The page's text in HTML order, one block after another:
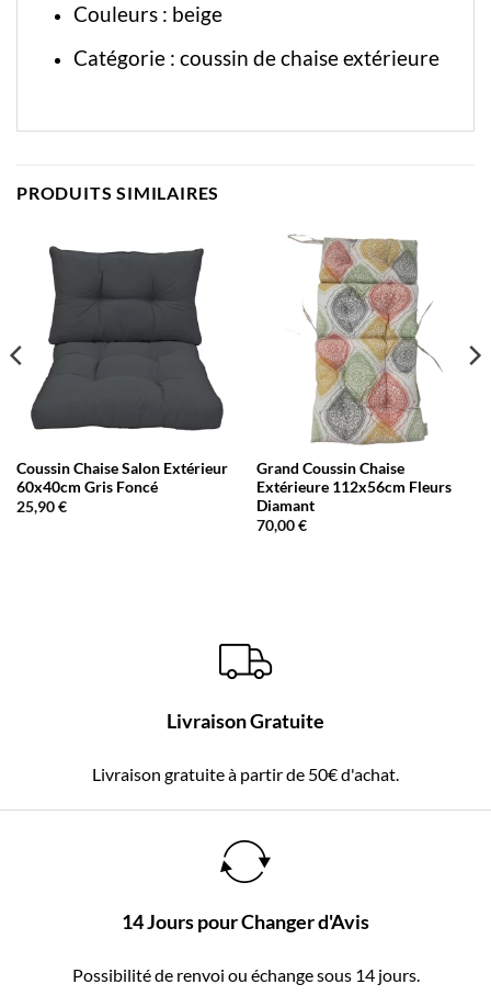
Couleurs : beige
Catégorie : coussin de chaise extérieure
PRODUITS SIMILAIRES
Coussin Chaise Salon Extérieur
60x40cm Gris Foncé
25,90€
Grand Coussin Chaise
Extérieure 112x56cm Fleurs
Diamant
70,00€
Livraison Gratuite
Livraison gratuite à partir de 50€ d'achat.
14 Jours pour Changer d'Avis
Possibilité de renvoi ou échange sous 14 jours.